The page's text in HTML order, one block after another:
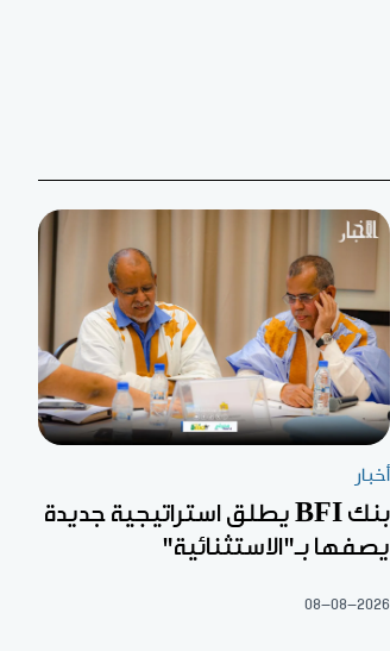
أخبار
بنك BFI يطلق استراتيجية جديدة
يصفها بـ"الاستثنائية"
08-08-2026